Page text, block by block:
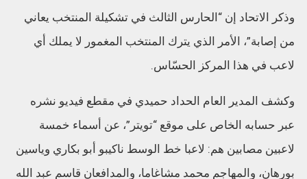
وذكر الاتحاد إن “الحارس الثالث في تشكيلة المنتخب يعاني
من إصابة”، الأمر الذي يترك المنتخب المغمور لا يملك أي
لاعب في هذا المركز الحسّاس.
وكشف المدير العام الحداد حميدي في مقطع فيديو نشره
عبر حسابه الخاص على موقع “تويتر”، عن أسماء خمسة
لاعبين مصابين هم: لاعبا خط الوسط ناكيبو أبو بكاري وياسين
بورهان، والمهاجم محمد مشاغاما، والمدافعان قاسم عبد الله